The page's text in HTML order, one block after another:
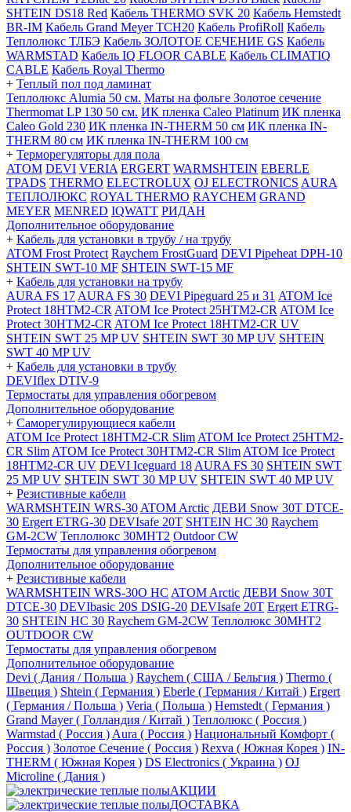
SHTEIN DS18 Red Кабель THERMO SVK 20 Кабель Hemstedt
BR-IM Кабель Grand Meyer TCH20 Кабель ProfiRoll Кабель
Теплолюкс ТЛБЭ Кабель ЗОЛОТОЕ СЕЧЕНИЕ GS Кабель
WARMSTAD Кабель IQ FLOOR CABLE Кабель CLIMATIQ
CABLE Кабель Royal Thermo
+ Теплый пол под ламинат
Теплолюкс Alumia 50 см. Маты на фольге Золотое сечение
Thermomat LP 130 50 cм. ИК пленка Caleo Platinum ИК пленка
Caleo Gold 230 ИК пленка IN-THERM 50 см ИК пленка IN-
THERM 80 см ИК пленка IN-THERM 100 см
+ Терморегуляторы для пола
ATOM DEVI VERIA ERGERT WARMSHTEIN EBERLE
TPADS THERMO ELECTROLUX OJ ELECTRONICS AURA
ТЕПЛОЛЮКС ROYAL THERMO RAYCHEM GRAND
MEYER MENRED IQWATT РИДАН
Дополнительное оборудование
+ Кабель для установки в трубу / на трубу
ATOM Frost Protect Raychem FrostGuard DEVI Pipeheat DPH-10
SHTEIN SWT-10 MF SHTEIN SWT-15 MF
+ Кабель для установки на трубу
AURA FS 17 AURA FS 30 DEVI Pipeguard 25 и 31 ATOM Ice
Protect 18HTM2-CR ATOM Ice Protect 25HTM2-CR ATOM Ice
Protect 30HTM2-CR ATOM Ice Protect 18HTM2-CR UV
SHTEIN SWT 25 MP UV SHTEIN SWT 30 MP UV SHTEIN
SWT 40 MP UV
+ Кабель для установки в трубу
DEVIflex DTIV-9
Термостаты для управления обогревом
Дополнительное оборудование
+ Саморегулирующиеся кабели
ATOM Ice Protect 18HTM2-CR Slim ATOM Ice Protect 25HTM2-
CR Slim ATOM Ice Protect 30HTM2-CR Slim ATOM Ice Protect
18HTM2-CR UV DEVI Iceguard 18 AURA FS 30 SHTEIN SWT
25 MP UV SHTEIN SWT 30 MP UV SHTEIN SWT 40 MP UV
+ Резистивные кабели
WARMSHTEIN WRS-30 ATOM Arctic ДЕВИ Snow 30T DTCE-
30 Ergert ETRG-30 DEVIsafe 20T SHTEIN HC 30 Raychem
GM-2CW Теплолюкс 30МНТ2 Outdoor CW
Термостаты для управления обогревом
Дополнительное оборудование
+ Резистивные кабели
WARMSHTEIN WRS-30O HC ATOM Arctic ДЕВИ Snow 30T
DTCE-30 DEVIbasic 20S DSIG-20 DEVIsafe 20T Ergert ETRG-
30 SHTEIN HC 30 Raychem GM-2CW Теплолюкс 30МНТ2
OUTDOOR CW
Термостаты для управления обогревом
Дополнительное оборудование
Devi ( Дания / Польша ) Raychem ( США / Бельгия ) Thermo (
Швеция ) Shtein ( Германия ) Eberle ( Германия / Китай ) Ergert
( Германия / Польша ) Veria ( Польша ) Hemstedt ( Германия )
Grand Mayer ( Голландия / Китай ) Теплолюкс ( Россия )
Warmstad ( Россия ) Aura ( Россия ) Национальный Комфорт (
Россия ) Золотое Сечение ( Россия ) Rexva ( Южная Корея ) IN-
THERM ( Южная Корея ) DS Electronics ( Украина ) OJ
Microline ( Дания )
АКЦИИ
ДОСТАВКА